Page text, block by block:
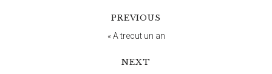
PREVIOUS
«A trecut un an
NEXT